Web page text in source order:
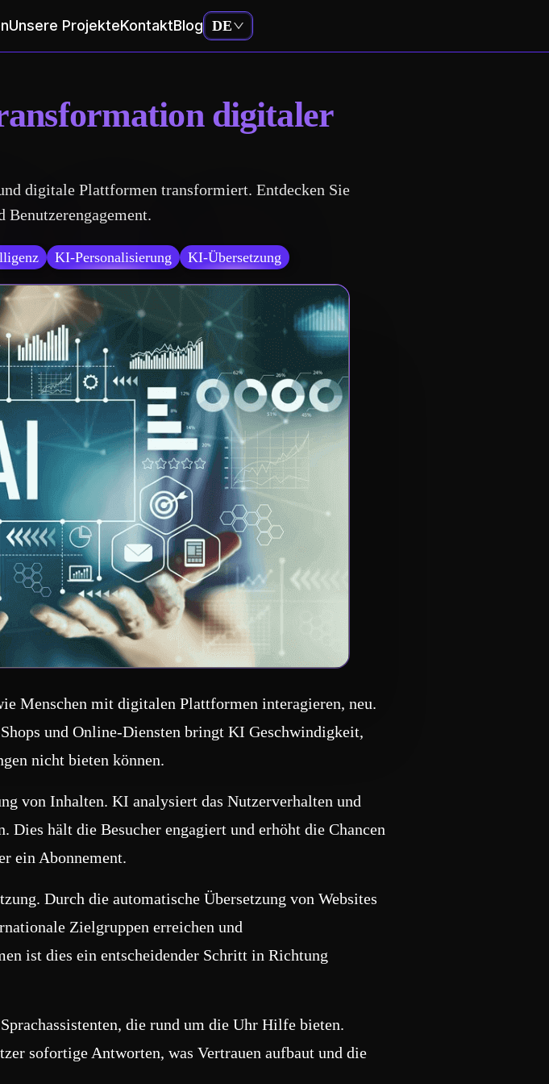
Unsere ProjekteKontaktBlog DE
digitaler
digitale Plattformen transformiert. Entdecken Sie
KI-Personalisierung KI-Übersetzung
Menschen mit digitalen Plattformen interagieren, neu.
und Online-Diensten bringt KI Geschwindigkeit,
nicht bieten können.
von Inhalten. KI analysiert das Nutzerverhalten und
hält die Besucher engagiert und erhöht die Chancen
ein Abonnement.
Durch die automatische Übersetzung von Websites
Zielgruppen erreichen und
ist dies ein entscheidender Schritt in Richtung
die rund um die Uhr Hilfe bieten.
sofortige Antworten, was Vertrauen aufbaut und die